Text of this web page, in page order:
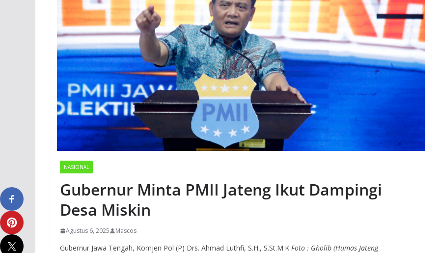
NASIONAL
Gubernur Minta PMII Jateng Ikut Dampingi
Desa Miskin
Agustus 6, 2025 Mascos
Gubernur Jawa Tengah, Komjen Pol (P) Drs. Ahmad Luthfi, S.H., S.St.M.K Foto : Gholib (Humas Jateng